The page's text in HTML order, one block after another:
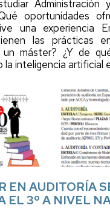
Administración
oportunidades
una experiencia
las prácticas
un máster? ¿Y de
la inteligencia artificial
EN AUDITORÍA
EL 3º A NIVEL